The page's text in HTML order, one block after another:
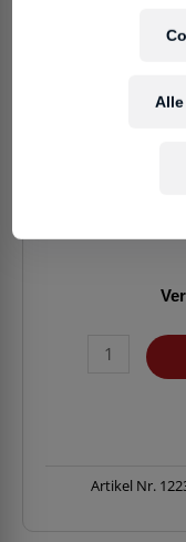
BLACKSTAR
Artikel Nr.